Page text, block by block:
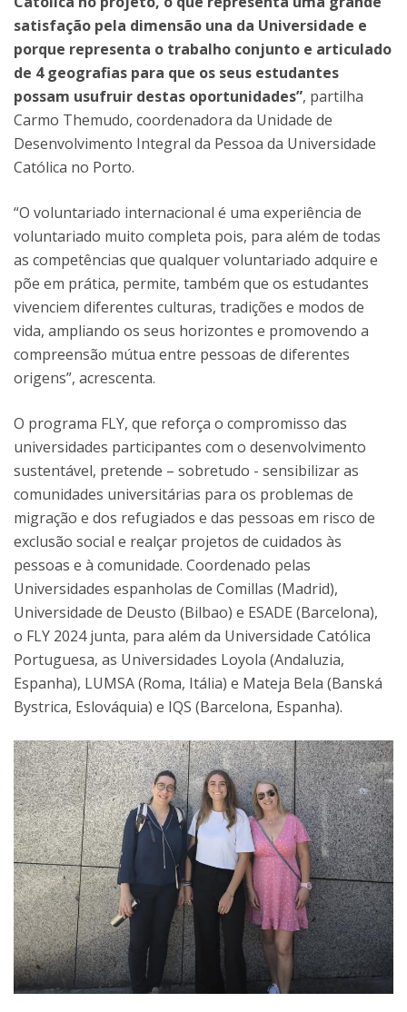
satisfação pela dimensão una da Universidade e
porque representa o trabalho conjunto e articulado
de 4 geografias para que os seus estudantes
possam usufruir destas oportunidades”, partilha
Carmo Themudo, coordenadora da Unidade de
Desenvolvimento Integral da Pessoa da Universidade
Católica no Porto.
“O voluntariado internacional é uma experiência de
voluntariado muito completa pois, para além de todas
as competências que qualquer voluntariado adquire e
põe em prática, permite, também que os estudantes
vivenciem diferentes culturas, tradições e modos de
vida, ampliando os seus horizontes e promovendo a
compreensão mútua entre pessoas de diferentes
origens”, acrescenta.
O programa FLY, que reforça o compromisso das
universidades participantes com o desenvolvimento
sustentável, pretende – sobretudo - sensibilizar as
comunidades universitárias para os problemas de
migração e dos refugiados e das pessoas em risco de
exclusão social e realçar projetos de cuidados às
pessoas e à comunidade. Coordenado pelas
Universidades espanholas de Comillas (Madrid),
Universidade de Deusto (Bilbao) e ESADE (Barcelona),
o FLY 2024 junta, para além da Universidade Católica
Portuguesa, as Universidades Loyola (Andaluzia,
Espanha), LUMSA (Roma, Itália) e Mateja Bela (Banská
Bystrica, Eslováquia) e IQS (Barcelona, Espanha).